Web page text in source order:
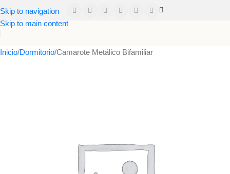
Skip to navigation
Skip to main content
Inicio Dormitorio Camarote Metálico Bifamiliar